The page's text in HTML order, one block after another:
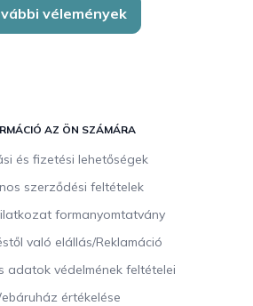
vélemények
AZ ÖN SZÁMÁRA
és fizetési lehetőségek
szerződési feltételek
formanyomtatvány
való elállás/Reklamáció
adatok védelmének feltételei
értékelése